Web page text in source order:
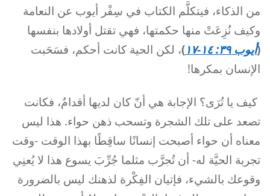
من الذكاء، فيتكلَّم الكتاب في سِفْر أيوب عن النعامة
وكيف نُزِعَتْ منها حكمتها، فهي تقتل أولادها بنفسها
(أيوب ٣٩: ١٤-١٧ )، لكن الحية كانت أحكم، فسَحَبت
الإنسان بمكرها!
كيف يا تُرَى؟ الإجابة هي أنّ كان لديها أقدامٌ، فكانت
تصعد على تلك الشجرة وتسحب ذهن حواء. هذا ليس
معناه أن حواء أصبحت إنسانًا ساقِطًا بهذا الوقت -وقت
تجربة الحيَّة له- أن تُجرَّب مثلما جُرِّبَ يسوع هذا لا يُعنِي
وقوعك بالشيء، فإتيان الفِكْرة لذهنك ليس بالضرورة